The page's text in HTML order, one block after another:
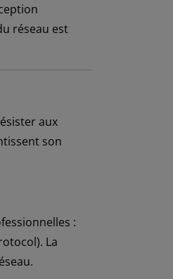
réseau est
aux
son
:
La